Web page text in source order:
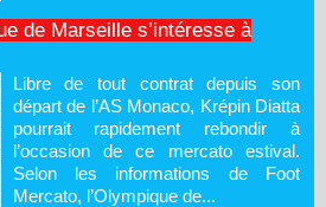
de Marseille s’intéresse à
Libre de tout contrat depuis son
départ de l’AS Monaco, Krépin Diatta
pourrait rapidement rebondir à
l’occasion de ce mercato estival.
Selon les informations de Foot
Mercato, l’Olympique de...